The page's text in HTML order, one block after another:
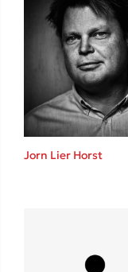
Jorn Lier Horst